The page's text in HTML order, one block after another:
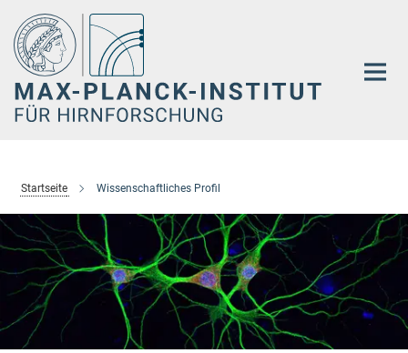
Hauptinhalt
Startseite Wissenschaftliches Profil